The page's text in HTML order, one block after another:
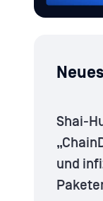
Shai-
und